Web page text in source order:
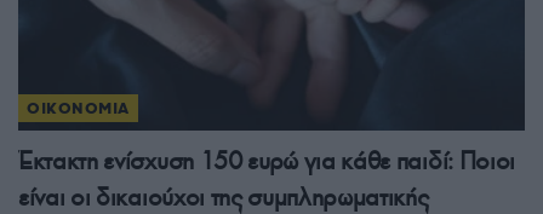
ΟΙΚΟΝΟΜΙΑ
Έκτακτη ενίσχυση 150 ευρώ για κάθε παιδί: Ποιοι
είναι οι δικαιούχοι της συμπληρωματικής